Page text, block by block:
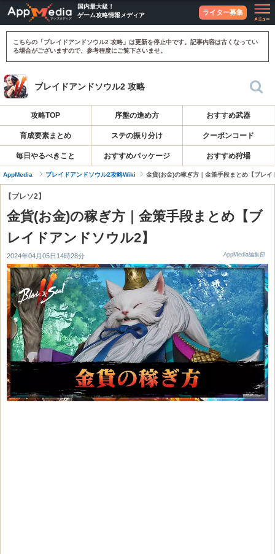
国内最大級！
ゲーム攻略情報メディア
ライター募集
こちらの「ブレイドアンドソウル2 攻略」は更新を停止中です。記事内容は古くなってい
る場合がございますので、参考程度にご覧下さいませ。
ブレイドアンドソウル2 攻略
攻略TOP 序盤の進め方 おすすめ武器
育成要素まとめ ステの振り分け クーポンコード
毎日やるべきこと おすすめパッケージ おすすめ狩場
AppMedia ブレイドアンドソウル2攻略Wiki 金貨(お金)の稼ぎ方｜金策手段まとめ【ブレイ
【ブレソ2】
金貨(お金)の稼ぎ方｜金策手段まとめ【ブ
レイドアンドソウル2】
2024年04月05日14時28分 AppMedia編集部